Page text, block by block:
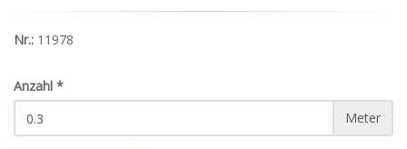
Nr.: 11978
Anzahl *
Meter